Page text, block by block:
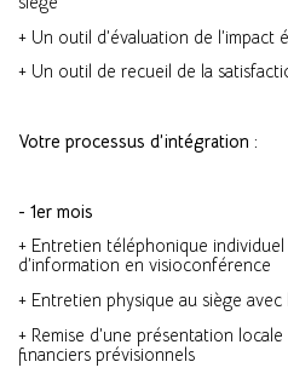
+ Un outil d’évaluation de l’impact
+ Un outil de recueil de la
Votre processus d’intégration :
- 1er mois
+ Entretien téléphonique
d’information en visioconférence
+ Entretien physique au siège
+ Remise d’une présentation
financiers prévisionnels